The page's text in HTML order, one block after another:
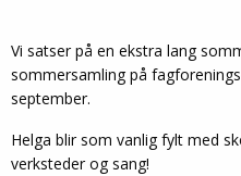
Vi satser på en ekstra lang
sommersamling på
september.
Helga blir som vanlig fylt med
verksteder og sang!